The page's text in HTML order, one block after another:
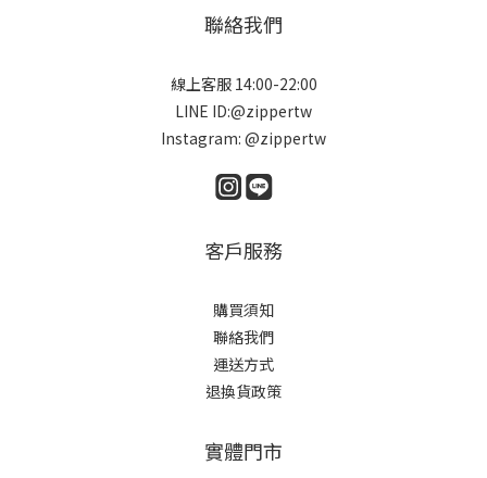
聯絡我們
線上客服 14:00-22:00
LINE ID:@zippertw
Instagram: @zippertw
客戶服務
購買須知
聯絡我們
運送方式
退換貨政策
實體門市